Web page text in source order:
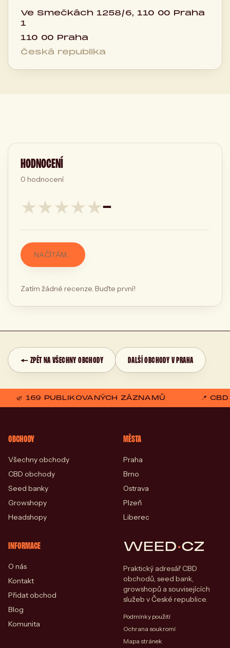
Ve Smečkách 1258/6, 110 00 Praha
1
110 00 Praha
Česká republika
HODNOCENÍ
0 hodnocení
★★★★★—
NAČÍTÁM…
Zatím žádné recenze. Buďte první!
← ZPĚT NA VŠECHNY OBCHODY DALŠÍ OBCHODY V PRAHA
🌿 169 PUBLIKOVANÝCH ZÁZNAMŮ 📍
OBCHODY
Všechny obchody
CBD obchody
Seed banky
Growshopy
Headshopy
MĚSTA
Praha
Brno
Ostrava
Plzeň
Liberec
INFORMACE
O nás
Kontakt
Přidat obchod
Blog
Komunita
WEED·CZ
Praktický adresář CBD
obchodů, seed bank,
growshopů a souvisejících
služeb v České republice.
Podmínky použití
Ochrana soukromí
Mapa stránek